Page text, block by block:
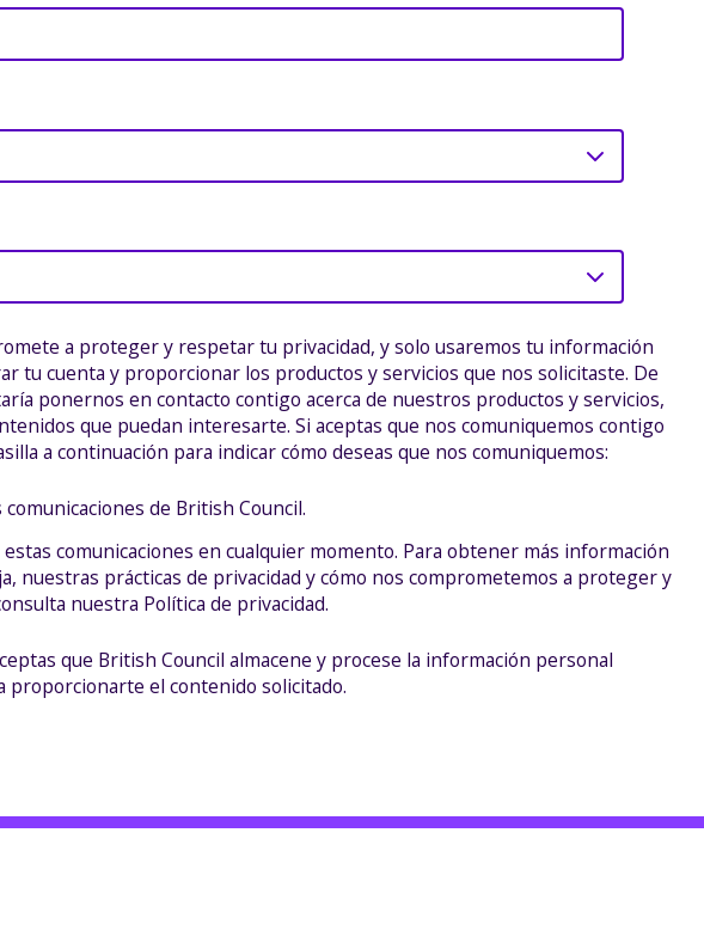
a proteger y respetar tu privacidad, y solo usaremos tu información
tu cuenta y proporcionar los productos y servicios que nos solicitaste. De
ponernos en contacto contigo acerca de nuestros productos y servicios,
que puedan interesarte. Si aceptas que nos comuniquemos contigo
a continuación para indicar cómo deseas que nos comuniquemos:
de British Council.
comunicaciones en cualquier momento. Para obtener más información
nuestras prácticas de privacidad y cómo nos comprometemos a proteger y
nuestra Política de privacidad.
que British Council almacene y procese la información personal
proporcionarte el contenido solicitado.